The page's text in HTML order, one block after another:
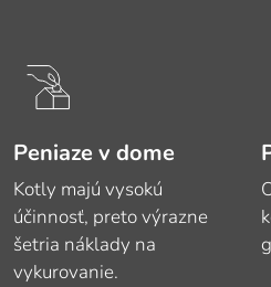
Peniaze v dome
Kotly majú vysokú
účinnosť, preto výrazne
šetria náklady na
vykurovanie.